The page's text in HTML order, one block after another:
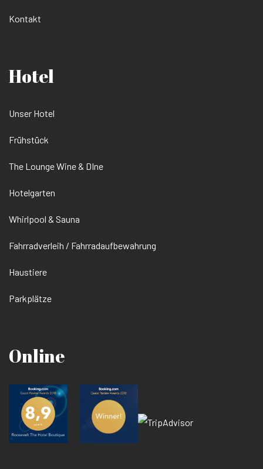
Kontakt
Hotel
Unser Hotel
Frühstück
The Lounge Wine & DIne
Hotelgarten
Whirlpool & Sauna
Fahrradverleih / Fahrradaufbewahrung
Haustiere
Parkplätze
Online